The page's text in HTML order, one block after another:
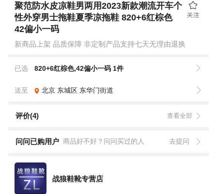
聚范防水皮凉鞋男两用2023新款潮流开车个
性外穿男士拖鞋夏季凉拖鞋 820+6红棕色
42偏小一码
新商品上架 品质保障 非定制产品支持七天无理由退换
已选 820+6红棕色,42偏小一码 1件
送至 北京 东城区 东华门街道
评价(4) 查看全部
问问已购用户 商品好不好？问问买过的人 去提问
战狼鞋靴专营店